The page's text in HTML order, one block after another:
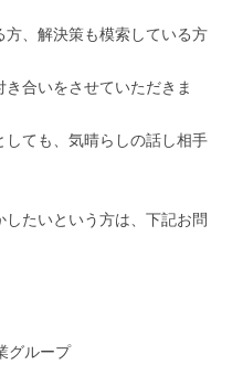
、解決策も模索している方
合いをさせていただきま
ても、気晴らしの話し相手
たいという方は、下記お問
グループ